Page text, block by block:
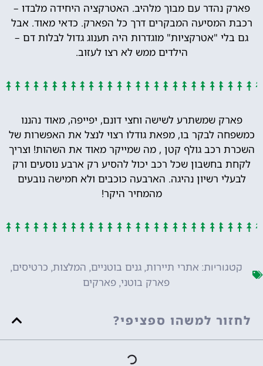
פארק נהדר עם מבוך מלהיב. האטרקציה היחידה מלבדו –
רכבת המסיעה המבקרים דרך כל הפארק. כדאי מאוד. אבל
גם בלי "אטרקציות" מוגדרות היה תענוג גדול לבלות דם –
הילדים ממש לא רצו לעזוב.
פארק שמשתרע לשישה וחצי דונם, יפייפה, מאוד נהננו
כמשפחה לבקר בו, מפאת גודלו רצוי לנצל את האפשרות של
השכרת רכב גולף קטן , מה שמייקר מאוד את השהות! וצריך
לקחת בחשבון שכל רכב יכול להסיע רק ארבע נוסעים ורק
לבעלי רשיון נהיגה. הארבעה כוכבים ולא חמישה נובעים
מהמחיר היקר!
קטגוריות: אתרי תיירות,גנים בוטניים, המלצות, כרטיסים,
פארק בוטני,פארקים
לחזור למשהו ספציפי?